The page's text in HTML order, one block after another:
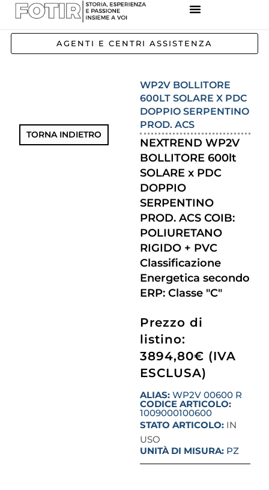
AGENTI E CENTRI ASSISTENZA
TORNA INDIETRO
WP2V BOLLITORE
600LT SOLARE X PDC
DOPPIO SERPENTINO
PROD. ACS
NEXTREND WP2V
BOLLITORE 600lt
SOLARE x PDC
DOPPIO
SERPENTINO
PROD. ACS COIB:
POLIURETANO
RIGIDO + PVC
Classificazione
Energetica secondo
ERP: Classe "C"
Prezzo di
listino:
3894,80€ (IVA
ESCLUSA)
ALIAS:WP2V 00600 R
CODICE ARTICOLO:
1009000100600
STATO ARTICOLO: IN
USO
UNITÀ DI MISURA:PZ